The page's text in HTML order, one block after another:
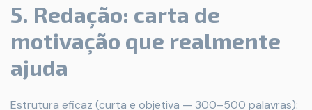
5. Redação: carta de
motivação que realmente
ajuda
Estrutura eficaz (curta e objetiva — 300–500 palavras):